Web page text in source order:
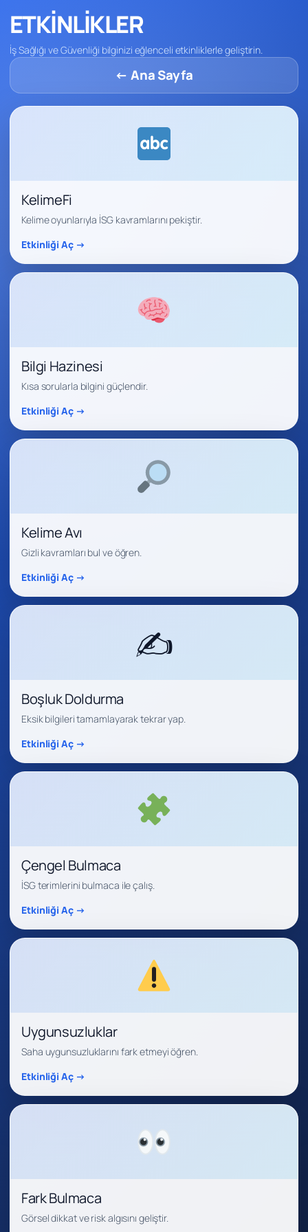
ETKİNLİKLER
İş Sağlığı ve Güvenliği bilginizi eğlenceli etkinliklerle geliştirin.
← Ana Sayfa
KelimeFi
Kelime oyunlarıyla İSG kavramlarını pekiştir.
Etkinliği Aç →
Bilgi Hazinesi
Kısa sorularla bilgini güçlendir.
Etkinliği Aç →
Kelime Avı
Gizli kavramları bul ve öğren.
Etkinliği Aç →
✍️
Boşluk Doldurma
Eksik bilgileri tamamlayarak tekrar yap.
Etkinliği Aç →
Çengel Bulmaca
İSG terimlerini bulmaca ile çalış.
Etkinliği Aç →
Uygunsuzluklar
Saha uygunsuzluklarını fark etmeyi öğren.
Etkinliği Aç →
Fark Bulmaca
Görsel dikkat ve risk algısını geliştir.